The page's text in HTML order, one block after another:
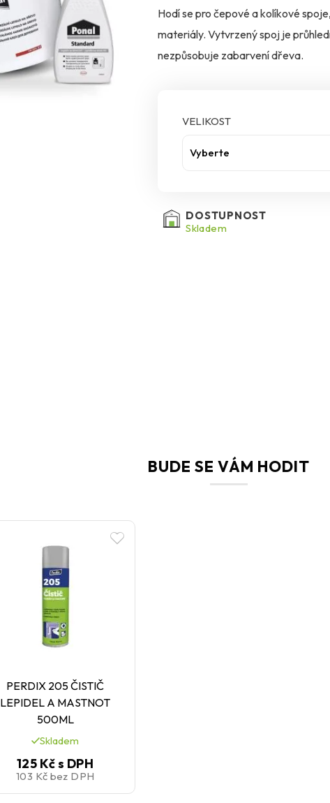
Hodí se pro čepové a kolíkové
materiály. Vytvrzený spoj je
nezpůsobuje zabarvení dřeva.
VELIKOST
Vyberte
DOSTUPNOST
Skladem
BUDE SE VÁM HODIT
PERDIX 205 ČISTIČ
LEPIDEL A MASTNOT
500ML
Skladem
125 Kčs DPH
103 Kč bez DPH